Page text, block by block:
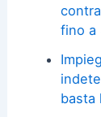
fino a
basta